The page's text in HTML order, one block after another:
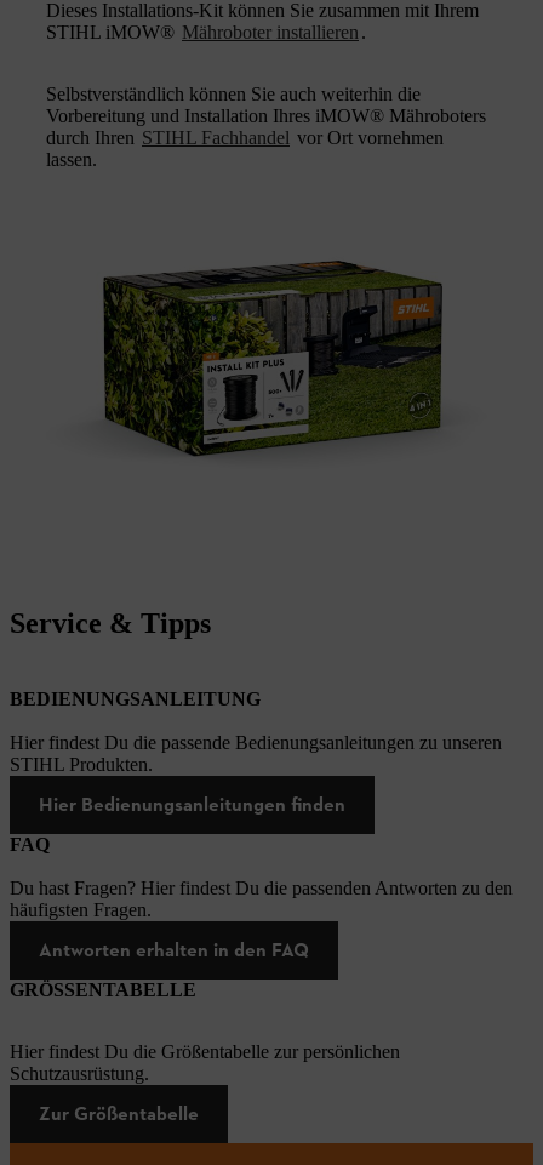
Dieses Installations-Kit können Sie zusammen mit Ihrem
STIHL iMOW® Mähroboter installieren .
Selbstverständlich können Sie auch weiterhin die
Vorbereitung und Installation Ihres iMOW® Mähroboters
durch Ihren STIHL Fachhandel vor Ort vornehmen
lassen.
Service & Tipps
BEDIENUNGSANLEITUNG
Hier findest Du die passende Bedienungsanleitungen zu unseren
STIHL Produkten.
Hier Bedienungsanleitungen finden
FAQ
Du hast Fragen? Hier findest Du die passenden Antworten zu den
häufigsten Fragen.
Antworten erhalten in den FAQ
GRÖSSENTABELLE
Hier findest Du die Größentabelle zur persönlichen
Schutzausrüstung.
Zur Größentabelle